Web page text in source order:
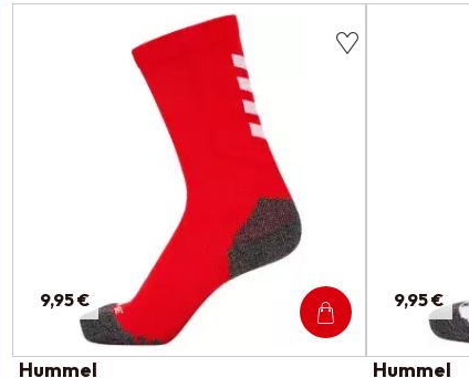
9,95 €
Hummel
9,95 €
Hummel